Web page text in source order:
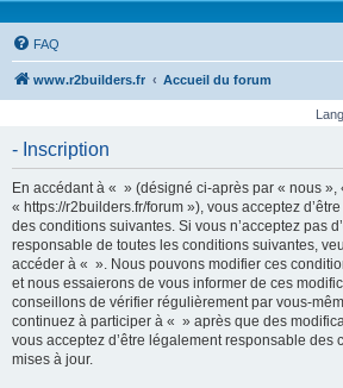
FAQ
www.r2builders.fr Accueil du forum
- Inscription
En accédant à « » (désigné ci-après par « nous
« https://r2builders.fr/forum »), vous acceptez
des conditions suivantes. Si vous n’acceptez pas
responsable de toutes les conditions suivantes,
accéder à « ». Nous pouvons modifier ces
et nous essaierons de vous informer de ces
conseillons de vérifier régulièrement par vous-
continuez à participer à « » après que des
vous acceptez d’être légalement responsable des
mises à jour.